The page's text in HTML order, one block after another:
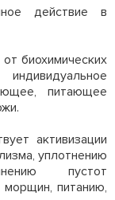
действие в
биохимических
питающее
активизации
уплотнению
пустот
морщин, питанию,